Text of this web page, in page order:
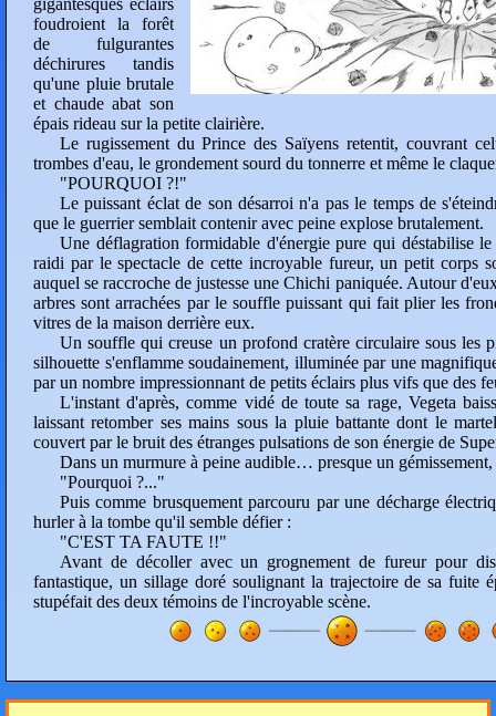
foudroient la forêt
de fulgurantes
déchirures tandis
qu'une pluie brutale
et chaude abat son
épais rideau sur la petite clairière.
Le rugissement du Prince des Saïyens retentit, couvrant
trombes d'eau, le grondement sourd du tonnerre et même le
"POURQUOI ?!"
Le puissant éclat de son désarroi n'a pas le temps de
que le guerrier semblait contenir avec peine explose brutalement.
Une déflagration formidable d'énergie pure qui déstabilise
raidi par le spectacle de cette incroyable fureur, un petit corps
auquel se raccroche de justesse une Chichi paniquée. Autour
arbres sont arrachées par le souffle puissant qui fait plier les
vitres de la maison derrière eux.
Un souffle qui creuse un profond cratère circulaire sous les
silhouette s'enflamme soudainement, illuminée par une
par un nombre impressionnant de petits éclairs plus vifs que des
L'instant d'après, comme vidé de toute sa rage, Vegeta
laissant retomber ses mains sous la pluie battante dont le
couvert par le bruit des étranges pulsations de son énergie de
Dans un murmure à peine audible… presque un
"Pourquoi ?..."
Puis comme brusquement parcouru par une décharge
hurler à la tombe qu'il semble défier :
"C'EST TA FAUTE !!"
Avant de décoller avec un grognement de fureur pour
fantastique, un sillage doré soulignant la trajectoire de sa fuite
stupéfait des deux témoins de l'incroyable scène.